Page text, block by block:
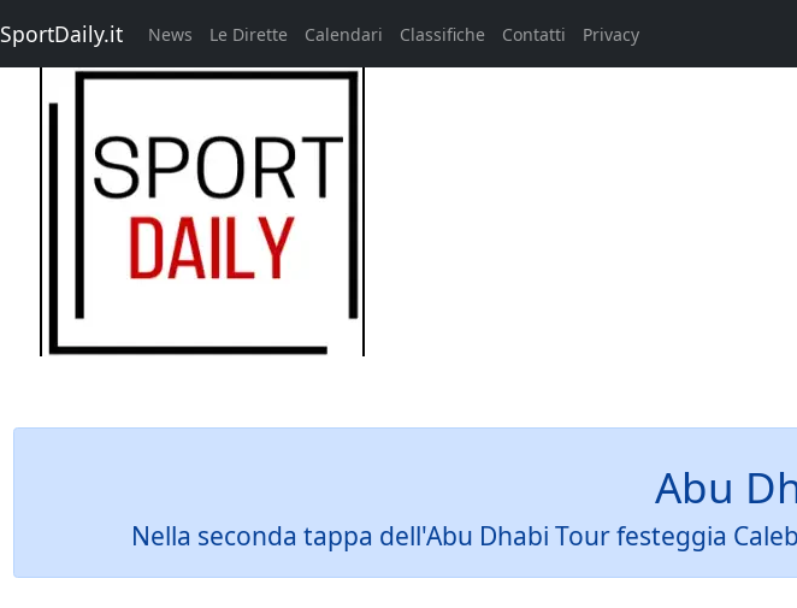
SportDaily.it News Le Dirette Calendari Classifiche Contatti Privacy
Abu
Nella seconda tappa dell'Abu Dhabi Tour festeggia